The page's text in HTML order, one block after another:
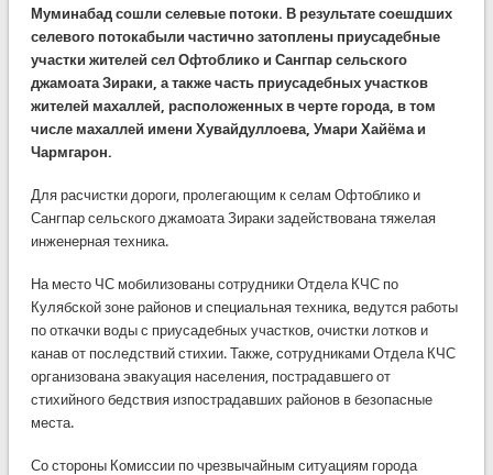
Муминабад сошли селевые потоки. В результате соешдших
селевого потокабыли частично затоплены приусадебные
участки жителей сел Офтоблико и Сангпар сельского
джамоата Зираки, а также часть приусадебных участков
жителей махаллей, расположенных в черте города, в том
числе махаллей имени Хувайдуллоева, Умари Хайёма и
Чармгарон.
Для расчистки дороги, пролегающим к селам Офтоблико и
Сангпар сельского джамоата Зираки задействована тяжелая
инженерная техника.
На место ЧС мобилизованы сотрудники Отдела КЧС по
Кулябской зоне районов и специальная техника, ведутся работы
по откачки воды с приусадебных участков, очистки лотков и
канав от последствий стихии. Также, сотрудниками Отдела КЧС
организована эвакуация населения, пострадавшего от
стихийного бедствия изпострадавших районов в безопасные
места.
Со стороны Комиссии по чрезвычайным ситуациям города